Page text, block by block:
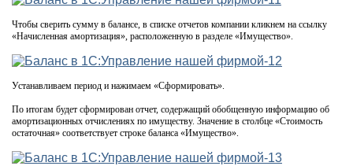
Чтобы сверить сумму в балансе, в списке отчетов компании кликнем на ссылку
«Начисленная амортизация», расположенную в разделе «Имущество».
Устанавливаем период и нажимаем «Сформировать».
По итогам будет сформирован отчет, содержащий обобщенную информацию об
амортизационных отчислениях по имуществу. Значение в столбце «Стоимость
остаточная» соответствует строке баланса «Имущество».